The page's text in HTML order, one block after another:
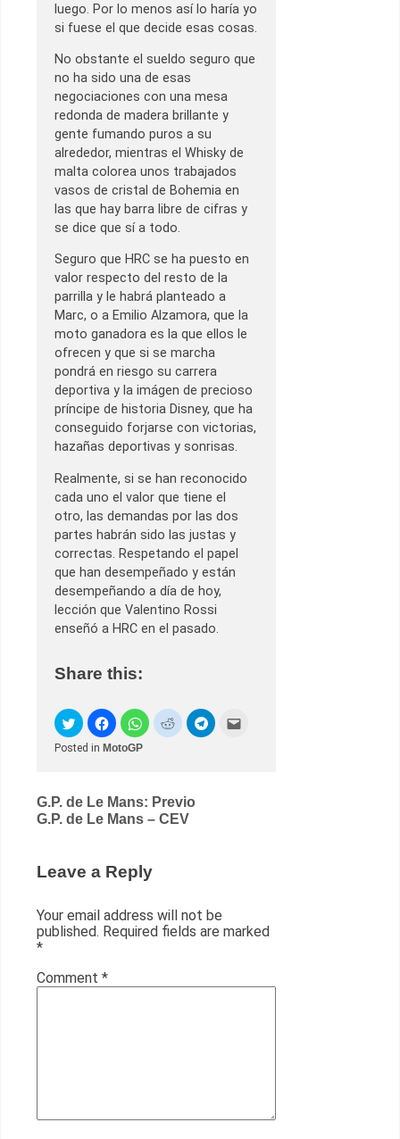
luego. Por lo menos así lo haría yo
si fuese el que decide esas cosas.
No obstante el sueldo seguro que
no ha sido una de esas
negociaciones con una mesa
redonda de madera brillante y
gente fumando puros a su
alrededor, mientras el Whisky de
malta colorea unos trabajados
vasos de cristal de Bohemia en
las que hay barra libre de cifras y
se dice que sí a todo.
Seguro que HRC se ha puesto en
valor respecto del resto de la
parrilla y le habrá planteado a
Marc, o a Emilio Alzamora, que la
moto ganadora es la que ellos le
ofrecen y que si se marcha
pondrá en riesgo su carrera
deportiva y la imágen de precioso
príncipe de historia Disney, que ha
conseguido forjarse con victorias,
hazañas deportivas y sonrisas.
Realmente, si se han reconocido
cada uno el valor que tiene el
otro, las demandas por las dos
partes habrán sido las justas y
correctas. Respetando el papel
que han desempeñado y están
desempeñando a día de hoy,
lección que Valentino Rossi
enseñó a HRC en el pasado.
Share this:
Posted in MotoGP
Post
navigation
G.P. de Le Mans: Previo
G.P. de Le Mans – CEV
Leave a Reply
Your email address will not be
published. Required fields are marked
*
Comment *